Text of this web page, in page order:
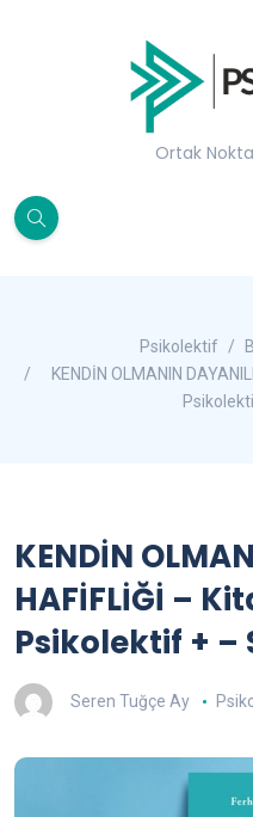
Ortak
Psikolektif
KENDİN OLMANIN
KENDİN
HAFİFLİĞİ –
Psikolektif + –
Seren Tuğçe Ay